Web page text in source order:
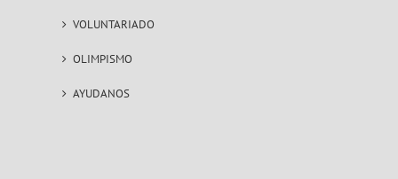
VOLUNTARIADO
OLIMPISMO
AYUDANOS